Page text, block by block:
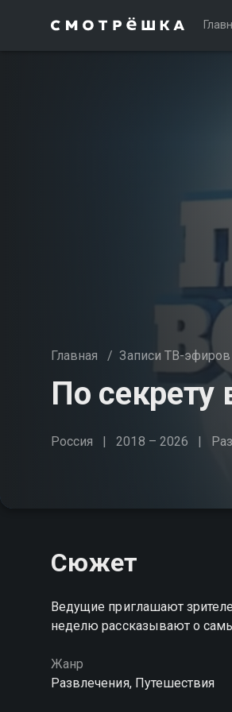
Главная / Записи ТВ-эфиров
По секрету
Россия 2018 – 2026
Сюжет
Ведущие приглашают
неделю рассказывают о
Жанр
Развлечения, Путешествия